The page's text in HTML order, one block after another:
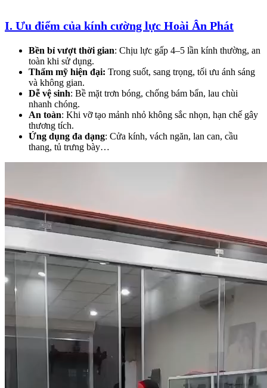
I. Ưu điểm của kính cường lực Hoài Ân Phát
Bền bỉ vượt thời gian: Chịu lực gấp 4–5 lần kính thường, an
toàn khi sử dụng.
Thẩm mỹ hiện đại: Trong suốt, sang trọng, tối ưu ánh sáng
và không gian.
Dễ vệ sinh: Bề mặt trơn bóng, chống bám bẩn, lau chùi
nhanh chóng.
An toàn: Khi vỡ tạo mảnh nhỏ không sắc nhọn, hạn chế gây
thương tích.
Ứng dụng đa dạng: Cửa kính, vách ngăn, lan can, cầu
thang, tủ trưng bày…